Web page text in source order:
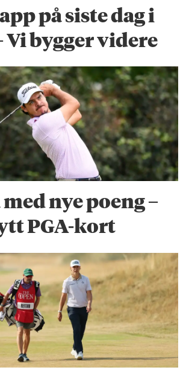
på siste dag i
Vi bygger videre
nye poeng –
PGA-kort